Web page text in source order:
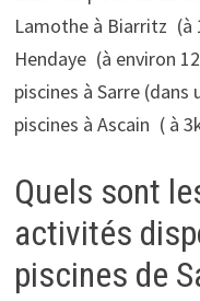
Lamothe à Biarritz (à
Hendaye (à environ
piscines à Sarre
piscines à Ascain ( à
Quels sont
activités
piscines de